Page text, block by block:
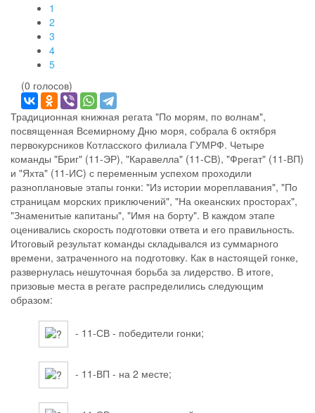
1
2
3
4
5
(0 голосов)
Традиционная книжная регата "По морям, по волнам",
посвященная Всемирному Дню моря, собрала 6 октября
первокурсников Котласского филиала ГУМРФ. Четыре
команды "Бриг" (11-ЭР), "Каравелла" (11-СВ), "Фрегат" (11-ВП)
и "Яхта" (11-ИС) с переменным успехом проходили
разноплановые этапы гонки: "Из истории мореплавания", "По
страницам морских приключений", "На океанских просторах",
"Знаменитые капитаны", "Имя на борту". В каждом этапе
оценивались скорость подготовки ответа и его правильность.
Итоговый результат команды складывался из суммарного
времени, затраченного на подготовку. Как в настоящей гонке,
развернулась нешуточная борьба за лидерство. В итоге,
призовые места в регате распределились следующим
образом:
- 11-СВ - победители гонки;
- 11-ВП - на 2 месте;